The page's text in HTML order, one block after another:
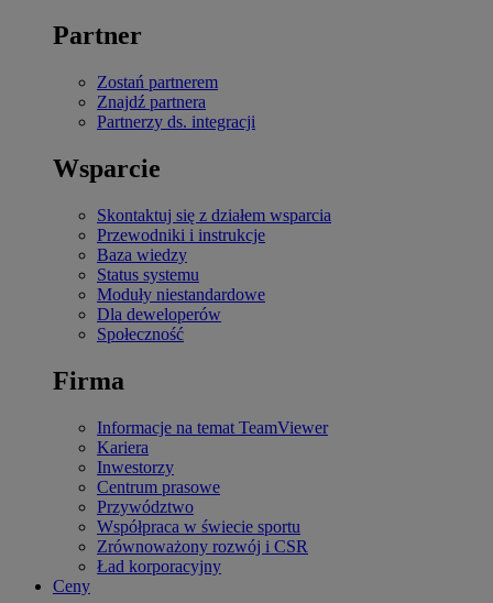
Partner
Zostań partnerem
Znajdź partnera
Partnerzy ds. integracji
Wsparcie
Skontaktuj się z działem wsparcia
Przewodniki i instrukcje
Baza wiedzy
Status systemu
Moduły niestandardowe
Dla deweloperów
Społeczność
Firma
Informacje na temat TeamViewer
Kariera
Inwestorzy
Centrum prasowe
Przywództwo
Współpraca w świecie sportu
Zrównoważony rozwój i CSR
Ład korporacyjny
Ceny